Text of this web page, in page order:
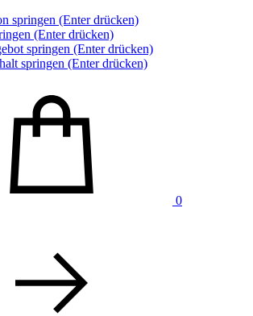
springen (Enter drücken)
(Enter drücken)
springen (Enter drücken)
springen (Enter drücken)
0